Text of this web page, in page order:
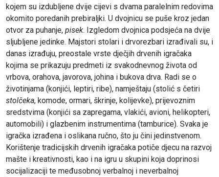
kojem su izdubljene dvije cijevi s dvama paralelnim redovima
okomito poredanih prebiraljki. U dvojnicu se puše kroz jedan
otvor za puhanje, pisek. Izgledom dvojnica podsjeća na dvije
sljubljene jedinke. Majstori stolari i drvorezbari izrađivali su, i
danas izrađuju, preostale vrste dječjih drvenih igračaka
kojima se prikazuju predmeti iz svakodnevnog života od
vrbova, orahova, javorova, johina i bukova drva. Radi se o
životinjama (konjići, leptiri, ribe), namještaju (stolić s četiri
stolčeka, komode, ormari, škrinje, kolijevke), prijevoznim
sredstvima (konjići sa zapregama, vlakići, avioni, helikopteri,
automobili) i glazbenim instrumentima (tamburice). Svaka je
igračka izrađena i oslikana ručno, što ju čini jedinstvenom.
Korištenje tradicijskih drvenih igračaka potiče djecu na razvoj
mašte i kreativnosti, kao i na igru u skupini koja doprinosi
socijalizaciji te međusobnoj verbalnoj i neverbalnoj